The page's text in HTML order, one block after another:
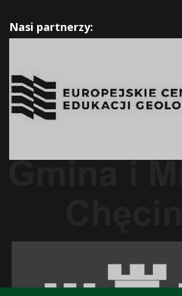
Nasi partnerzy: